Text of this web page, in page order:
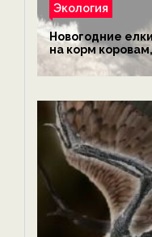
Экология
Новогодние
на корм
обезьянам,
экологии на